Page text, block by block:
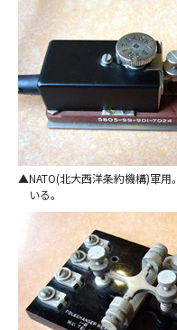
NATO(北大西洋条約機構)軍
いる。